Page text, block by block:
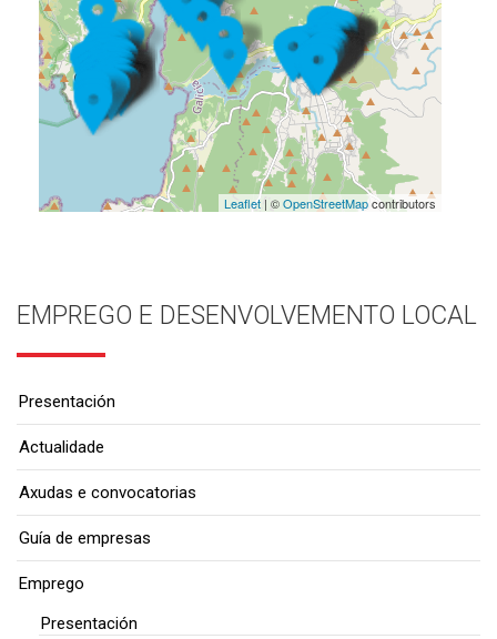
Leaflet| ©OpenStreetMapcontributors
EMPREGO E DESENVOLVEMENTO LOCAL
Presentación
Actualidade
Axudas e convocatorias
Guía de empresas
Emprego
Presentación